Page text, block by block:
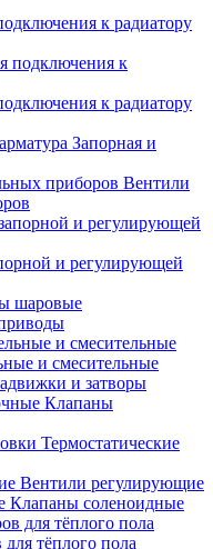
к радиатору
к радиатору
Запорная и
Вентили
и регулирующей
шаровые
и смесительные
и затворы
Клапаны
Термостатические
Вентили регулирующие
Клапаны соленоидные
тёплого пола